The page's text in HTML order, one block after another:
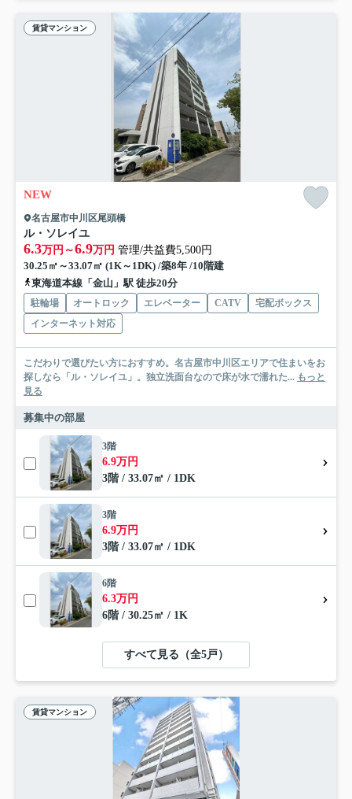
賃貸マンション
NEW
名古屋市中川区尾頭橋
ル・ソレイユ
6.3万円～6.9万円 管理/共益費5,500円
30.25㎡～33.07㎡ (1K～1DK) /築8年 /10階建
東海道本線「金山」駅 徒歩20分
駐輪場 オートロック エレベーター CATV
宅配ボックス
インターネット対応
こだわりで選びたい方におすすめ。名古屋市中川区エリアで住まいをお
探しなら「ル・ソレイユ」。独立洗面台なので床が水で濡れた... もっと
見る
募集中の部屋
3階
6.9万円
3階 / 33.07㎡ / 1DK
3階
6.9万円
3階 / 33.07㎡ / 1DK
6階
6.3万円
6階 / 30.25㎡ / 1K
すべて見る（全5戸）
賃貸マンション